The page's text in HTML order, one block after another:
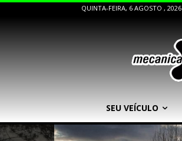
QUINTA-FEIRA, 6 AGOSTO , 2026
SEU VEÍCULO